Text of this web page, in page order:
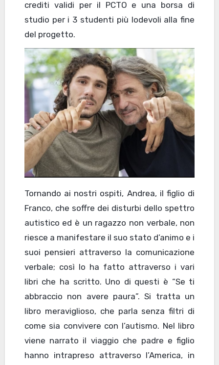
crediti validi per il PCTO e una borsa di
studio per i 3 studenti più lodevoli alla fine
del progetto.
Tornando ai nostri ospiti, Andrea, il figlio di
Franco, che soffre dei disturbi dello spettro
autistico ed è un ragazzo non verbale, non
riesce a manifestare il suo stato d’animo e i
suoi pensieri attraverso la comunicazione
verbale; così lo ha fatto attraverso i vari
libri che ha scritto. Uno di questi è “Se ti
abbraccio non avere paura”. Si tratta un
libro meraviglioso, che parla senza filtri di
come sia convivere con l’autismo. Nel libro
viene narrato il viaggio che padre e figlio
hanno intrapreso attraverso l’America, in